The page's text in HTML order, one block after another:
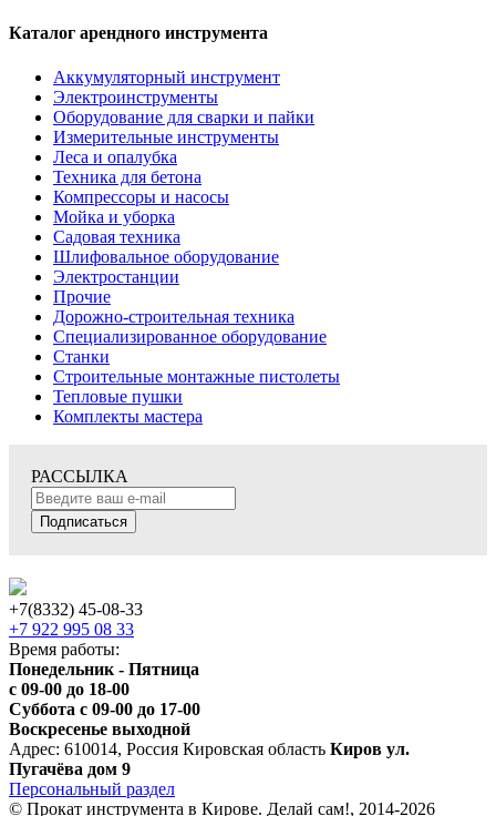
Каталог арендного инструмента
Аккумуляторный инструмент
Электроинструменты
Оборудование для сварки и пайки
Измерительные инструменты
Леса и опалубка
Техника для бетона
Компрессоры и насосы
Мойка и уборка
Садовая техника
Шлифовальное оборудование
Электростанции
Прочие
Дорожно-строительная техника
Специализированное оборудование
Станки
Строительные монтажные пистолеты
Тепловые пушки
Комплекты мастера
РАССЫЛКА
Подписаться
+7(8332) 45-08-33
+7 922 995 08 33
Время работы:
Понедельник - Пятница
с 09-00 до 18-00
Суббота с 09-00 до 17-00
Воскресенье выходной
Адрес: 610014, Россия Кировская область Киров ул.
Пугачёва дом 9
Персональный раздел
© Прокат инструмента в Кирове. Делай сам!, 2014-2026